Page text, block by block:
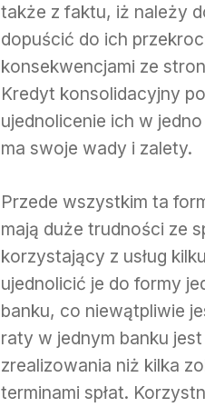
także z faktu, iż należy
dopuścić do ich
konsekwencjami ze
Kredyt konsolidacyjny
ujednolicenie ich w
ma swoje wady i zalety.
Przede wszystkim ta
mają duże trudności ze
korzystający z usług
ujednolicić je do formy
banku, co niewątpliwie
raty w jednym banku
zrealizowania niż kilka
terminami spłat.